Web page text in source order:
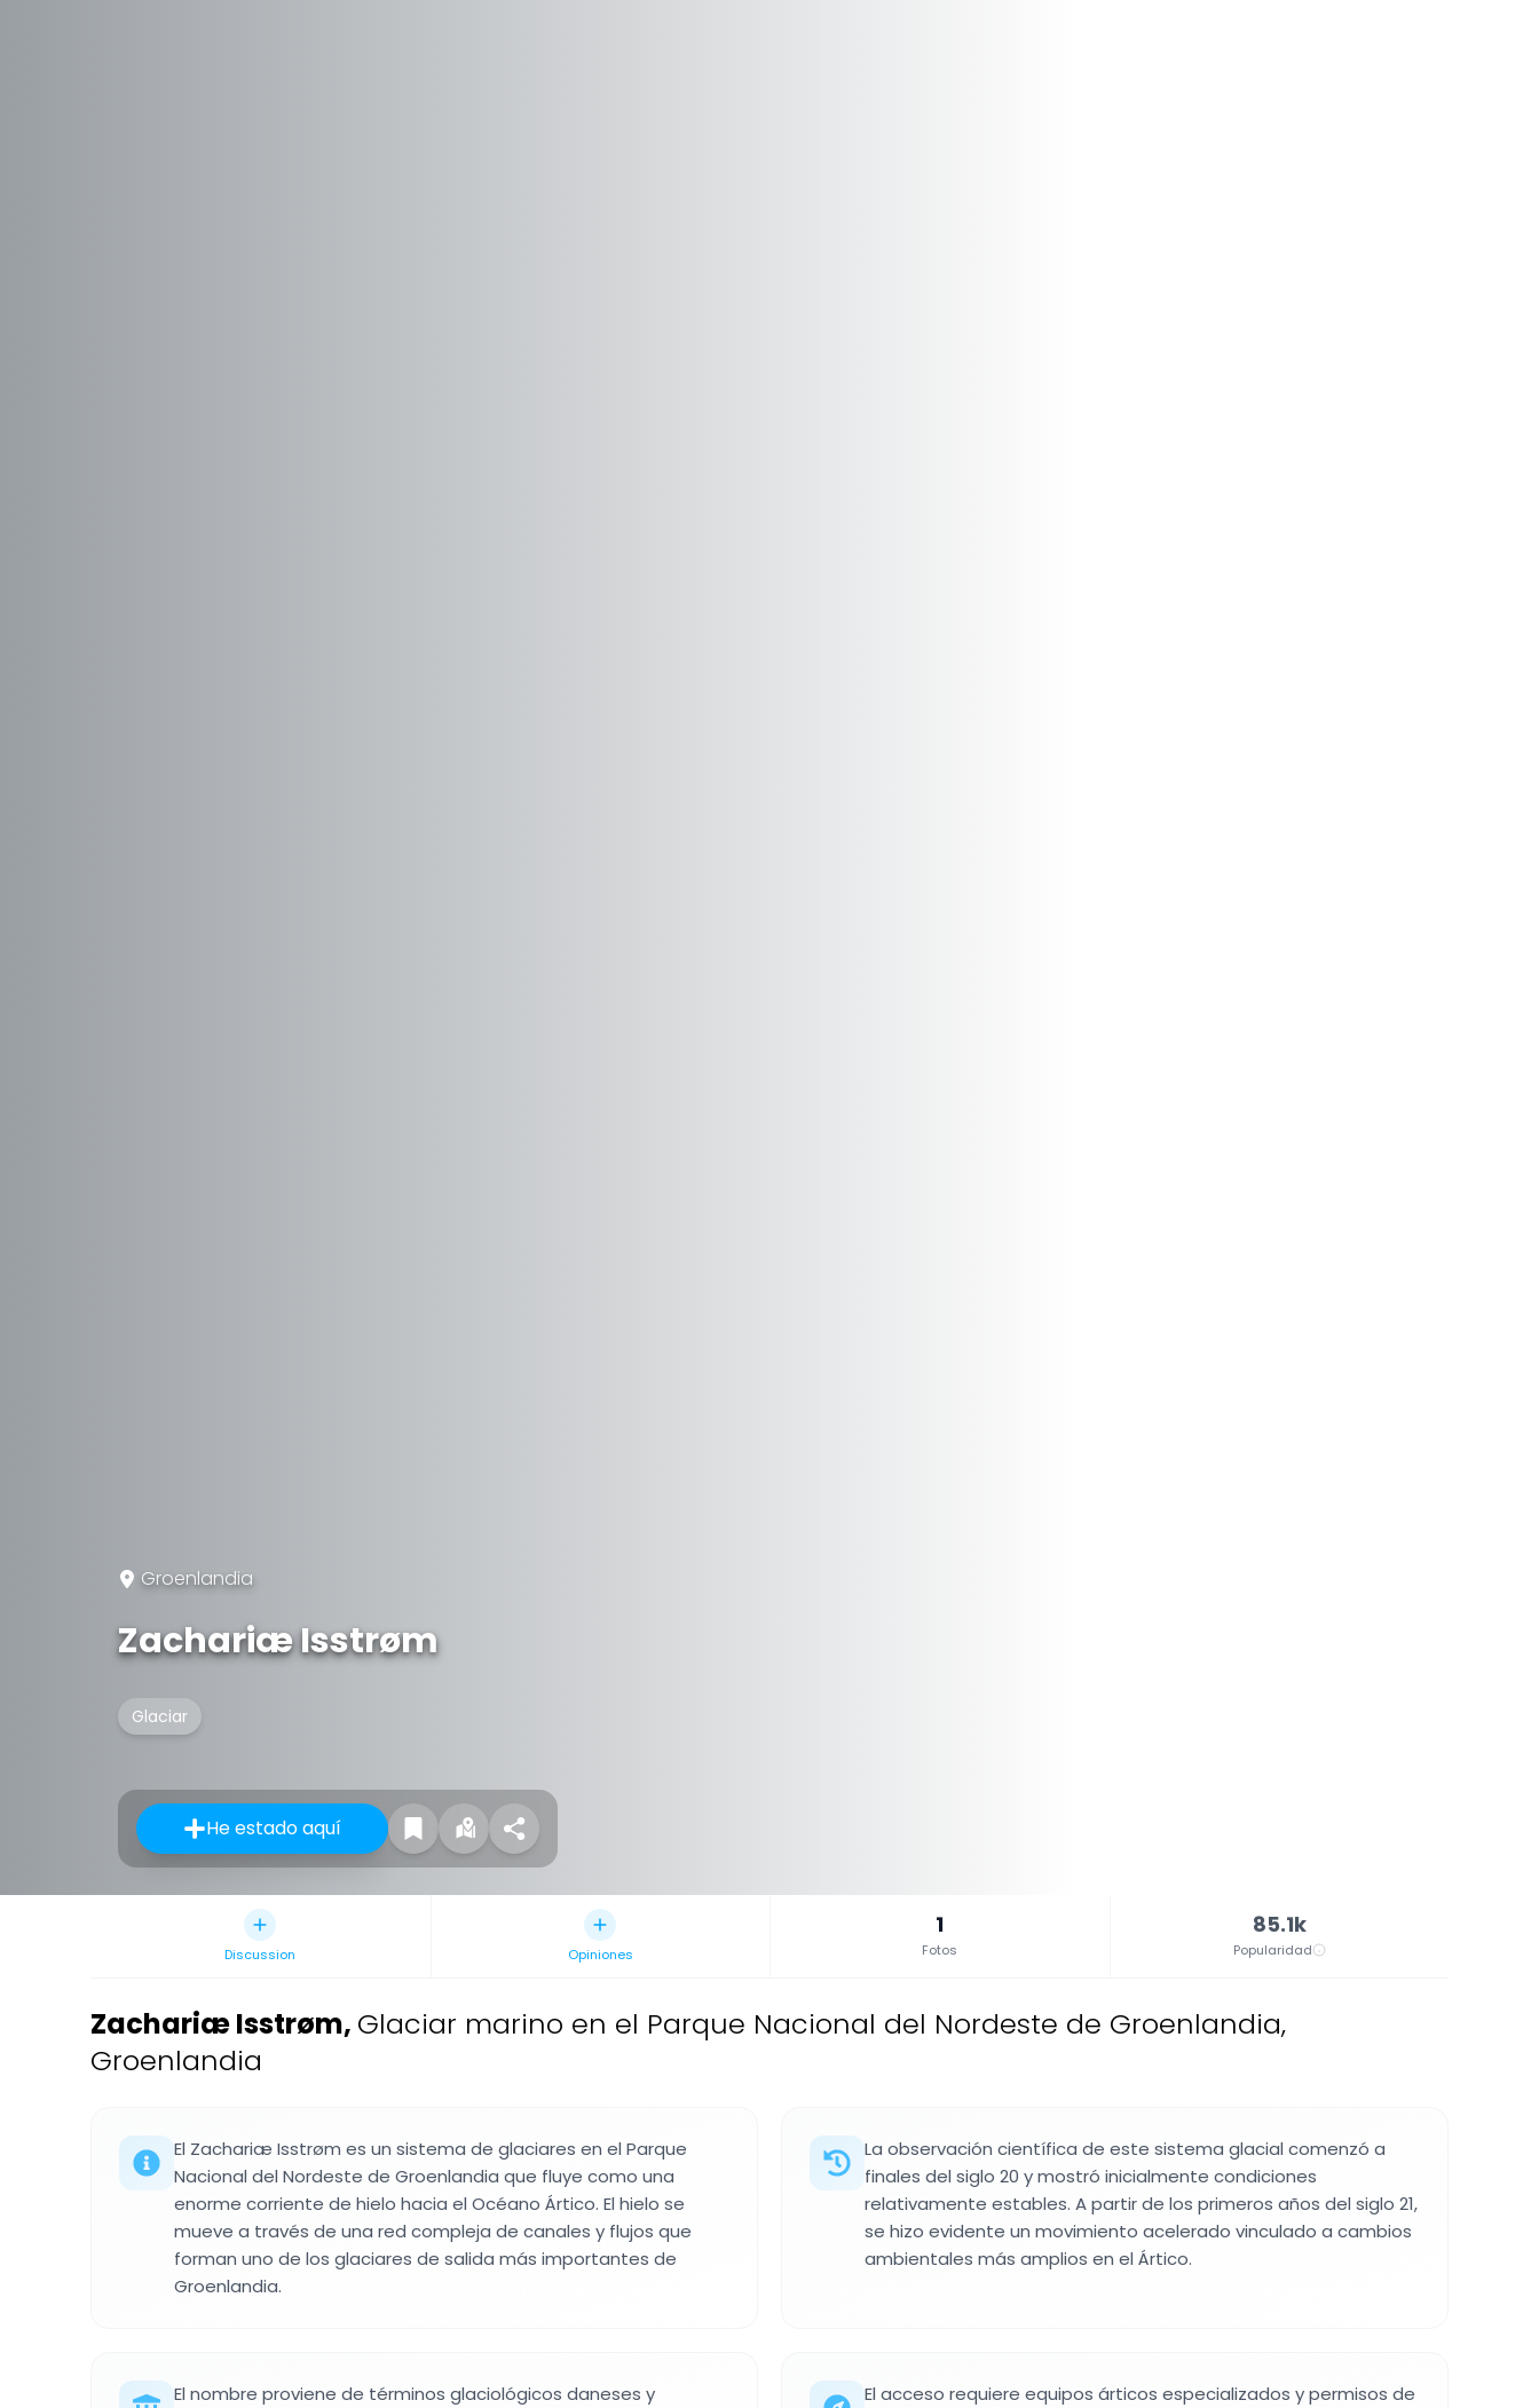
Groenlandia
Zachariæ Isstrøm
Glaciar
He estado aquí
Discussion Opiniones
1
Fotos
85.1k
Popularidad
Zachariæ Isstrøm, Glaciar marino en el Parque Nacional del Nordeste de Groenlandia,
Groenlandia
El Zachariæ Isstrøm es un sistema de glaciares en el Parque
Nacional del Nordeste de Groenlandia que fluye como una
enorme corriente de hielo hacia el Océano Ártico. El hielo se
mueve a través de una red compleja de canales y flujos que
forman uno de los glaciares de salida más importantes de
Groenlandia.
La observación científica de este sistema glacial comenzó a
finales del siglo 20 y mostró inicialmente condiciones
relativamente estables. A partir de los primeros años del siglo 21,
se hizo evidente un movimiento acelerado vinculado a cambios
ambientales más amplios en el Ártico.
El nombre proviene de términos glaciológicos daneses y El acceso requiere equipos árticos especializados y permisos de